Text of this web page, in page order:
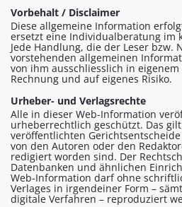
Vorbehalt / Disclaimer
Diese allgemeine Information
ersetzt eine Individualberatung im
Jede Handlung, die der Leser bzw.
vorstehenden allgemeinen
von ihm ausschliesslich in
Rechnung und auf eigenes Risiko.
Urheber- und Verlagsrechte
Alle in dieser Web-Information
urheberrechtlich geschützt. Das
veröffentlichten
von den Autoren oder den
redigiert worden sind. Der
Datenbanken und ähnlichen
Web-Information darf ohne
Verlages in irgendeiner Form –
digitale Verfahren – reproduziert